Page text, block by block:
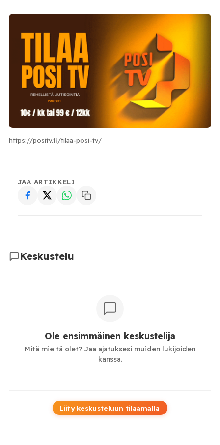
https://positv.fi/tilaa-posi-tv/
JAA ARTIKKELI
Keskustelu
Ole ensimmäinen keskustelija
Mitä mieltä olet? Jaa ajatuksesi muiden lukijoiden
kanssa.
Liity keskusteluun tilaamalla